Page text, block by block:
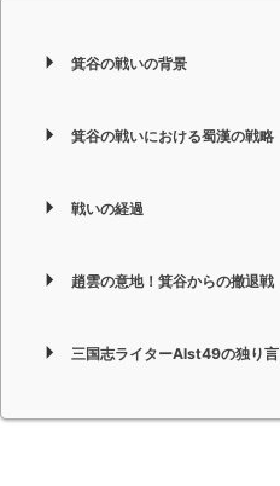
箕谷の戦いの背景
箕谷の戦いにおける蜀漢の戦略
戦いの経過
趙雲の意地！箕谷からの撤退戦
三国志ライターAlst49の独り言